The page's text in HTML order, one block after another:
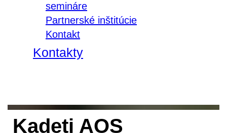
semináre
Partnerské inštitúcie
Kontakt
Kontakty
Kadeti AOS